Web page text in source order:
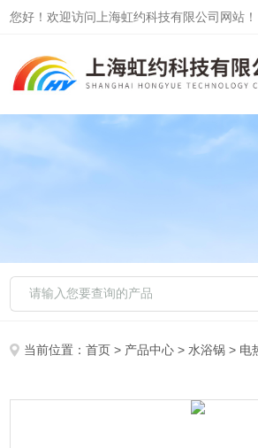
您好！欢迎访问上海虹约科技有限公司网站！
当前位置：首页 > 产品中心 > 水浴锅 > 电